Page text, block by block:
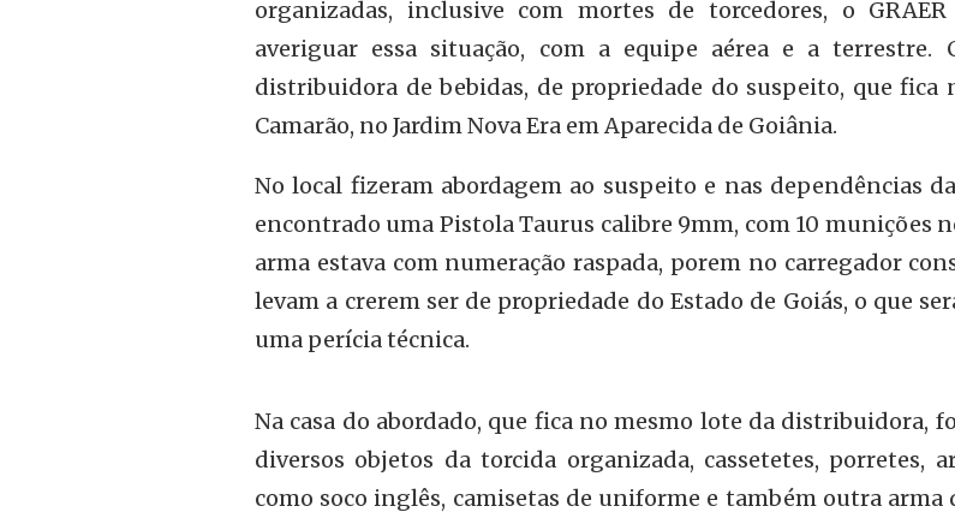
organizadas, inclusive com mortes de torcedores, o
averiguar essa situação, com a equipe aérea e a terrestre.
distribuidora de bebidas, de propriedade do suspeito, que fica
Camarão, no Jardim Nova Era em Aparecida de Goiânia.
No local fizeram abordagem ao suspeito e nas dependências
encontrado uma Pistola Taurus calibre 9mm, com 10 munições
arma estava com numeração raspada, porem no carregador
levam a crerem ser de propriedade do Estado de Goiás, o que
uma perícia técnica.
Na casa do abordado, que fica no mesmo lote da distribuidora,
diversos objetos da torcida organizada, cassetetes, porretes,
como soco inglês, camisetas de uniforme e também outra arma